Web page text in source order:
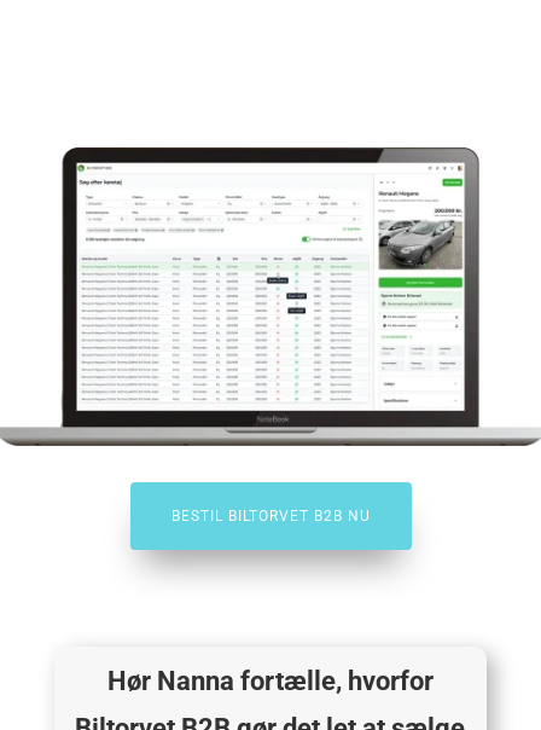
BESTIL BILTORVET B2B NU
Hør Nanna fortælle, hvorfor